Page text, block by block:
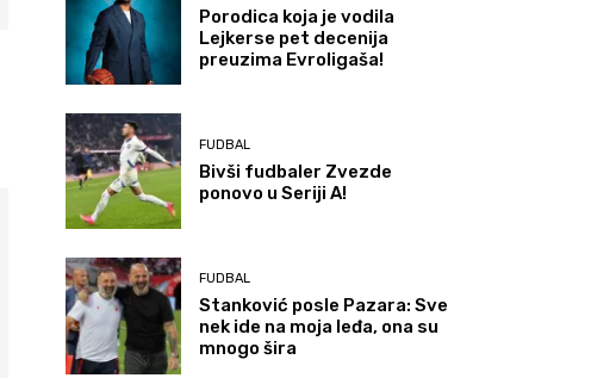
Porodica koja je vodila
Lejkerse pet decenija
preuzima Evroligaša!
FUDBAL
Bivši fudbaler Zvezde
ponovo u Seriji A!
FUDBAL
Stanković posle Pazara: Sve
nek ide na moja leđa, ona su
mnogo šira